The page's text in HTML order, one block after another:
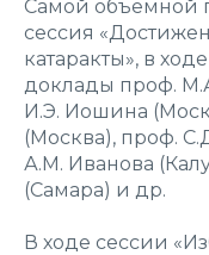
Самой объемной
сессия
катаракты», в
доклады проф.
И.Э. Иошина
(Москва), проф.
А.М. Иванова
(Самара) и др.
В ходе сессии